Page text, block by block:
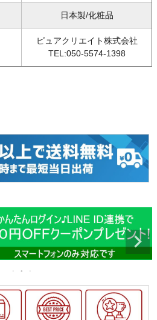
日本製/化粧品
ピュアクリエイト株式会社
TEL:050-5574-1398